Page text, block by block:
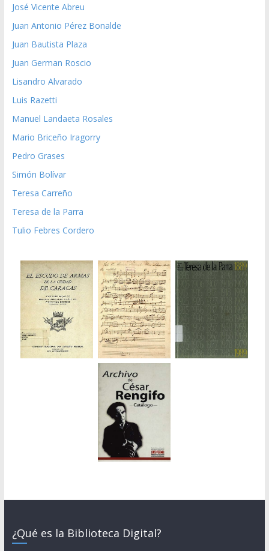
José Vicente Abreu
Juan Antonio Pérez Bonalde
Juan Bautista Plaza
Juan German Roscio
Lisandro Alvarado
Luis Razetti
Manuel Landaeta Rosales
Mario Briceño Iragorry
Pedro Grases
Simón Bolívar
Teresa Carreño
Teresa de la Parra
Tulio Febres Cordero
¿Qué es la Biblioteca Digital?